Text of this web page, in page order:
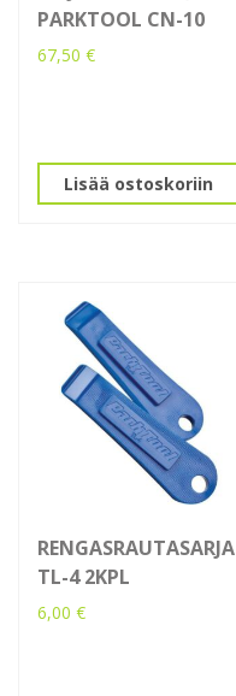
PARKTOOL CN-10
67,50 €
Lisää ostoskoriin
RENGASRAUTASARJA
TL-4 2KPL
6,00 €